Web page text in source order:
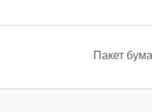
Пакет